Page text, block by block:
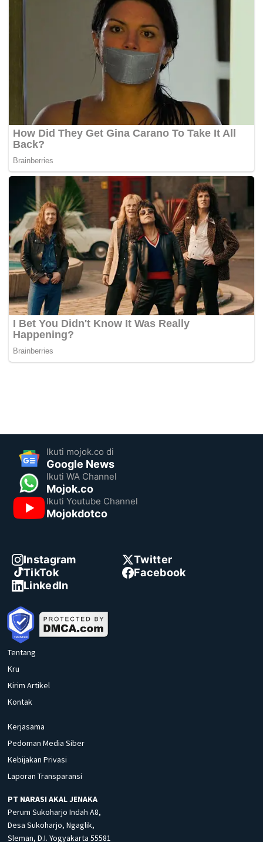
Ikuti mojok.co di
Google News
Ikuti WA Channel
Mojok.co
Ikuti Youtube Channel
Mojokdotco
Instagram
Twitter
TikTok
Facebook
LinkedIn
Tentang
Kru
Kirim Artikel
Kontak
Kerjasama
Pedoman Media Siber
Kebijakan Privasi
Laporan Transparansi
PT NARASI AKAL JENAKA
Perum Sukoharjo Indah A8,
Desa Sukoharjo, Ngaglik,
Sleman, D.I. Yogyakarta 55581